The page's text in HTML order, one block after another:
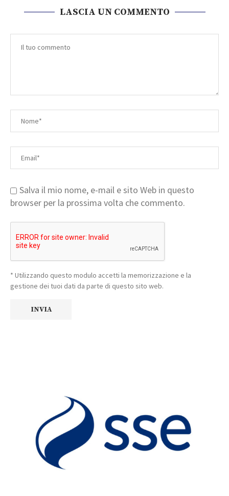
LASCIA UN COMMENTO
Salva il mio nome, e-mail e sito Web in questo
browser per la prossima volta che commento.
* Utilizzando questo modulo accetti la memorizzazione e la
gestione dei tuoi dati da parte di questo sito web.